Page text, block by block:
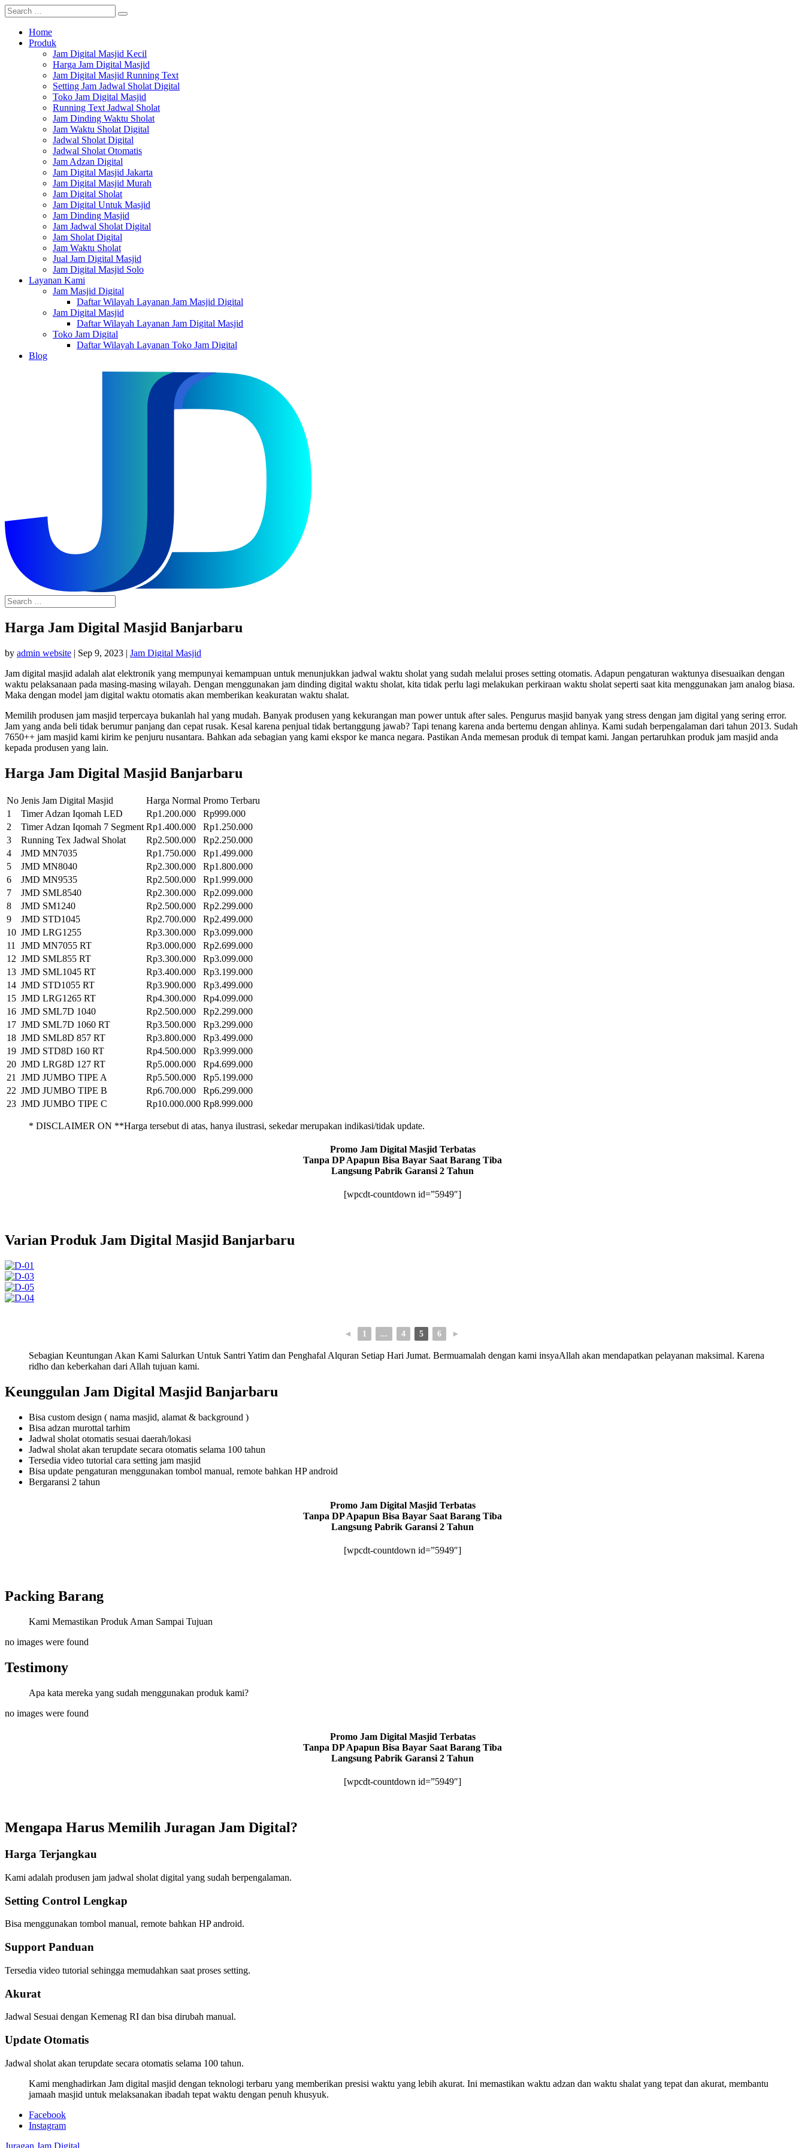
Home
Produk
Jam Digital Masjid Kecil
Harga Jam Digital Masjid
Jam Digital Masjid Running Text
Setting Jam Jadwal Sholat Digital
Toko Jam Digital Masjid
Running Text Jadwal Sholat
Jam Dinding Waktu Sholat
Jam Waktu Sholat Digital
Jadwal Sholat Digital
Jadwal Sholat Otomatis
Jam Adzan Digital
Jam Digital Masjid Jakarta
Jam Digital Masjid Murah
Jam Digital Sholat
Jam Digital Untuk Masjid
Jam Dinding Masjid
Jam Jadwal Sholat Digital
Jam Sholat Digital
Jam Waktu Sholat
Jual Jam Digital Masjid
Jam Digital Masjid Solo
Layanan Kami
Jam Masjid Digital
Daftar Wilayah Layanan Jam Masjid Digital
Jam Digital Masjid
Daftar Wilayah Layanan Jam Digital Masjid
Toko Jam Digital
Daftar Wilayah Layanan Toko Jam Digital
Blog
Harga Jam Digital Masjid Banjarbaru
by admin website | Sep 9, 2023 | Jam Digital Masjid
Jam digital masjid adalah alat elektronik yang mempunyai kemampuan untuk menunjukkan jadwal waktu sholat yang sudah melalui proses setting otomatis. Adapun pengaturan waktunya disesuaikan dengan
waktu pelaksanaan pada masing-masing wilayah. Dengan menggunakan jam dinding digital waktu sholat, kita tidak perlu lagi melakukan perkiraan waktu sholat seperti saat kita menggunakan jam analog biasa.
Maka dengan model jam digital waktu otomatis akan memberikan keakuratan waktu shalat.
Memilih produsen jam masjid terpercaya bukanlah hal yang mudah. Banyak produsen yang kekurangan man power untuk after sales. Pengurus masjid banyak yang stress dengan jam digital yang sering error.
Jam yang anda beli tidak berumur panjang dan cepat rusak. Kesal karena penjual tidak bertanggung jawab? Tapi tenang karena anda bertemu dengan ahlinya. Kami sudah berpengalaman dari tahun 2013. Sudah
7650++ jam masjid kami kirim ke penjuru nusantara. Bahkan ada sebagian yang kami ekspor ke manca negara. Pastikan Anda memesan produk di tempat kami. Jangan pertaruhkan produk jam masjid anda
kepada produsen yang lain.
Harga Jam Digital Masjid Banjarbaru
No Jenis Jam Digital Masjid Harga Normal Promo Terbaru
1
Timer Adzan Iqomah LED Rp1.200.000
Rp999.000
2
Timer Adzan Iqomah 7 Segment Rp1.400.000
Rp1.250.000
3
Running Tex Jadwal Sholat Rp2.500.000
Rp2.250.000
4
JMD MN7035 Rp1.750.000
Rp1.499.000
5
JMD MN8040 Rp2.300.000
Rp1.800.000
6
JMD MN9535 Rp2.500.000
Rp1.999.000
7
JMD SML8540 Rp2.300.000
Rp2.099.000
8
JMD SM1240 Rp2.500.000
Rp2.299.000
9
JMD STD1045 Rp2.700.000
Rp2.499.000
10 JMD LRG1255 Rp3.300.000
Rp3.099.000
11
JMD MN7055 RT Rp3.000.000
Rp2.699.000
12 JMD SML855 RT Rp3.300.000
Rp3.099.000
13 JMD SML1045 RT Rp3.400.000
Rp3.199.000
14 JMD STD1055 RT Rp3.900.000
Rp3.499.000
15 JMD LRG1265 RT Rp4.300.000
Rp4.099.000
16 JMD SML7D 1040 Rp2.500.000
Rp2.299.000
17 JMD SML7D 1060 RT Rp3.500.000
Rp3.299.000
18 JMD SML8D 857 RT Rp3.800.000
Rp3.499.000
19 JMD STD8D 160 RT Rp4.500.000
Rp3.999.000
20 JMD LRG8D 127 RT Rp5.000.000
Rp4.699.000
21
JMD JUMBO TIPE A Rp5.500.000
Rp5.199.000
22 JMD JUMBO TIPE B Rp6.700.000
Rp6.299.000
23 JMD JUMBO TIPE C Rp10.000.000 Rp8.999.000
* DISCLAIMER ON **Harga tersebut di atas, hanya ilustrasi, sekedar merupakan indikasi/tidak update.
Promo Jam Digital Masjid Terbatas
Tanpa DP Apapun Bisa Bayar Saat Barang Tiba
Langsung Pabrik Garansi 2 Tahun
[wpcdt-countdown id=”5949″]
Varian Produk Jam Digital Masjid Banjarbaru
◄ 1 ... 4 5 6 ►
Sebagian Keuntungan Akan Kami Salurkan Untuk Santri Yatim dan Penghafal Alquran Setiap Hari Jumat. Bermuamalah dengan kami insyaAllah akan mendapatkan pelayanan maksimal. Karena
ridho dan keberkahan dari Allah tujuan kami.
Keunggulan Jam Digital Masjid Banjarbaru
Bisa custom design ( nama masjid, alamat & background )
Bisa adzan murottal tarhim
Jadwal sholat otomatis sesuai daerah/lokasi
Jadwal sholat akan terupdate secara otomatis selama 100 tahun
Tersedia video tutorial cara setting jam masjid
Bisa update pengaturan menggunakan tombol manual, remote bahkan HP android
Bergaransi 2 tahun
Promo Jam Digital Masjid Terbatas
Tanpa DP Apapun Bisa Bayar Saat Barang Tiba
Langsung Pabrik Garansi 2 Tahun
[wpcdt-countdown id=”5949″]
Packing Barang
Kami Memastikan Produk Aman Sampai Tujuan
no images were found
Testimony
Apa kata mereka yang sudah menggunakan produk kami?
no images were found
Promo Jam Digital Masjid Terbatas
Tanpa DP Apapun Bisa Bayar Saat Barang Tiba
Langsung Pabrik Garansi 2 Tahun
[wpcdt-countdown id=”5949″]
Mengapa Harus Memilih Juragan Jam Digital?
Harga Terjangkau
Kami adalah produsen jam jadwal sholat digital yang sudah berpengalaman.
Setting Control Lengkap
Bisa menggunakan tombol manual, remote bahkan HP android.
Support Panduan
Tersedia video tutorial sehingga memudahkan saat proses setting.
Akurat
Jadwal Sesuai dengan Kemenag RI dan bisa dirubah manual.
Update Otomatis
Jadwal sholat akan terupdate secara otomatis selama 100 tahun.
Kami menghadirkan Jam digital masjid dengan teknologi terbaru yang memberikan presisi waktu yang lebih akurat. Ini memastikan waktu adzan dan waktu shalat yang tepat dan akurat, membantu
jamaah masjid untuk melaksanakan ibadah tepat waktu dengan penuh khusyuk.
Facebook
Instagram
Juragan Jam Digital